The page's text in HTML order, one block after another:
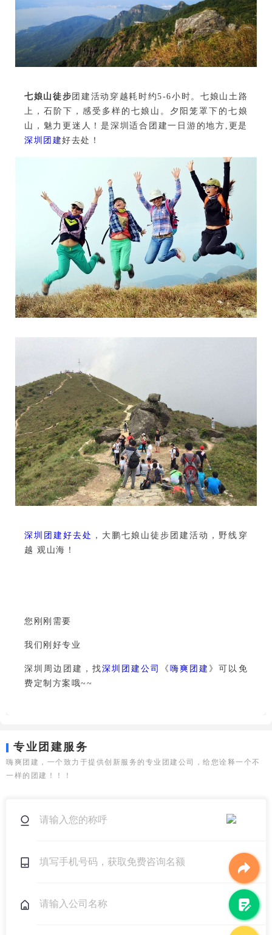
七娘山徒步 团建活动穿越耗时约5-6小时。 七娘山土路
上，石阶下，感受多样的七娘山。 夕阳笼罩下的七娘
山，魅力更迷人！是深圳适合团建一日游的地方,更是
深圳团建好去处！
深圳团建好去处 ，大鹏七娘山徒步团建活动，野线穿
越 观山海！
您刚刚需要
我们刚好专业
深圳周边团建，找深圳团建公司 《 嗨爽团建 》可以免
费定制方案哦~~
专业团建服务
嗨爽团建，一个致力于提供创新服务的专业团建公司，给您诠释一个不
一样的团建！！！